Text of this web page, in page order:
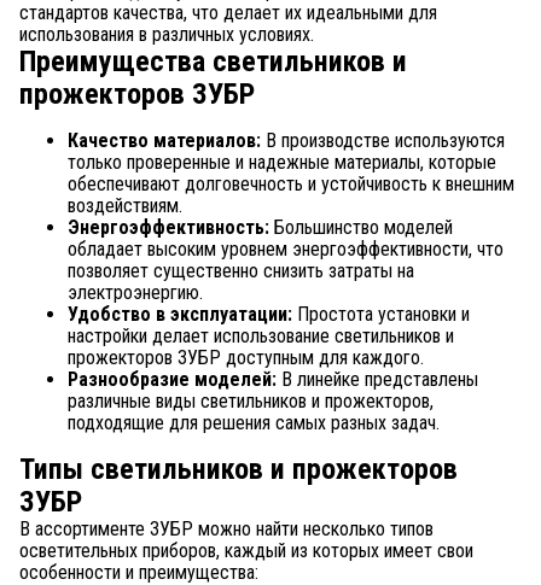
стандартов качества, что делает их идеальными для
использования в различных условиях.
Преимущества светильников и
прожекторов ЗУБР
Качество материалов: В производстве используются
только проверенные и надежные материалы, которые
обеспечивают долговечность и устойчивость к внешним
воздействиям.
Энергоэффективность: Большинство моделей
обладает высоким уровнем энергоэффективности, что
позволяет существенно снизить затраты на
электроэнергию.
Удобство в эксплуатации: Простота установки и
настройки делает использование светильников и
прожекторов ЗУБР доступным для каждого.
Разнообразие моделей: В линейке представлены
различные виды светильников и прожекторов,
подходящие для решения самых разных задач.
Типы светильников и прожекторов
ЗУБР
В ассортименте ЗУБР можно найти несколько типов
осветительных приборов, каждый из которых имеет свои
особенности и преимущества: